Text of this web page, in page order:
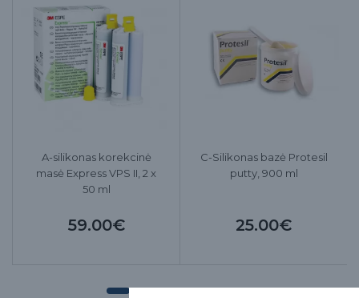
A-silikonas korekcinė
masė Express VPS II, 2 x
50 ml
59.00€
C-Silikonas bazė Protesil
putty, 900 ml
25.00€